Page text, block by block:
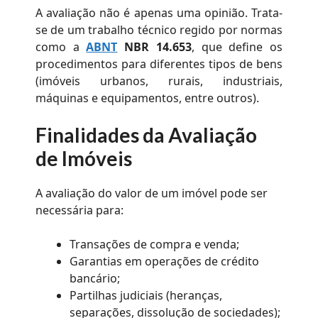
A avaliação não é apenas uma opinião. Trata-
se de um trabalho técnico regido por normas
como aABNT NBR 14.653, que define os
procedimentos para diferentes tipos de bens
(imóveis urbanos, rurais, industriais,
máquinas e equipamentos, entre outros).
Finalidades da Avaliação
de Imóveis
A avaliação do valor de um imóvel pode ser
necessária para:
Transações de compra e venda;
Garantias em operações de crédito
bancário;
Partilhas judiciais (heranças,
separações, dissolução de sociedades);